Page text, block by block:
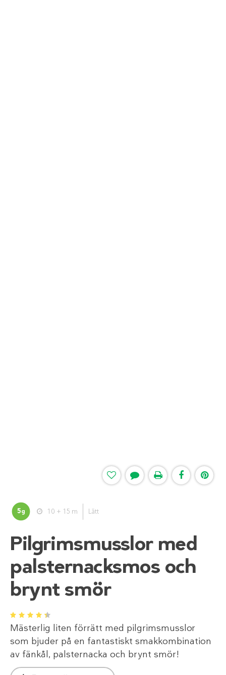
5g 10 + 15 m Lätt
Pilgrimsmusslor med
palsternacksmos och
brynt smör
1 2 3 4 5
Mästerlig liten förrätt med pilgrimsmusslor
som bjuder på en fantastiskt smakkombination
av fänkål, palsternacka och brynt smör!